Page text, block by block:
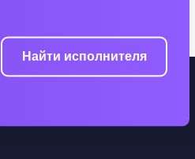
Найти исполнителя